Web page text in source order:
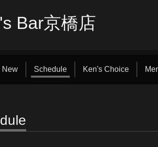
Bar京橋店
New Schedule Ken's Choice